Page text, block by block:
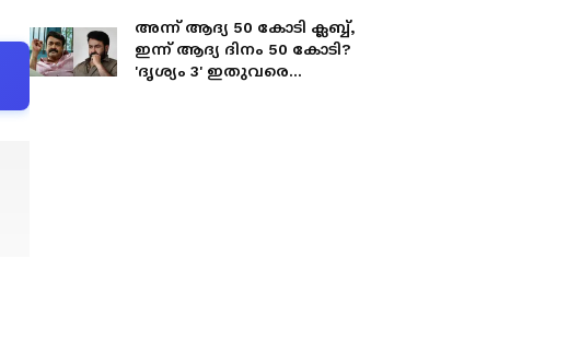
നേടിയത് എത്ര?
അന്ന് ആദ്യ 50 കോടി ക്ലബ്ബ്,
ഇന്ന് ആദ്യ ദിനം 50 കോടി?
'ദൃശ്യം 3' ഇതുവരെ